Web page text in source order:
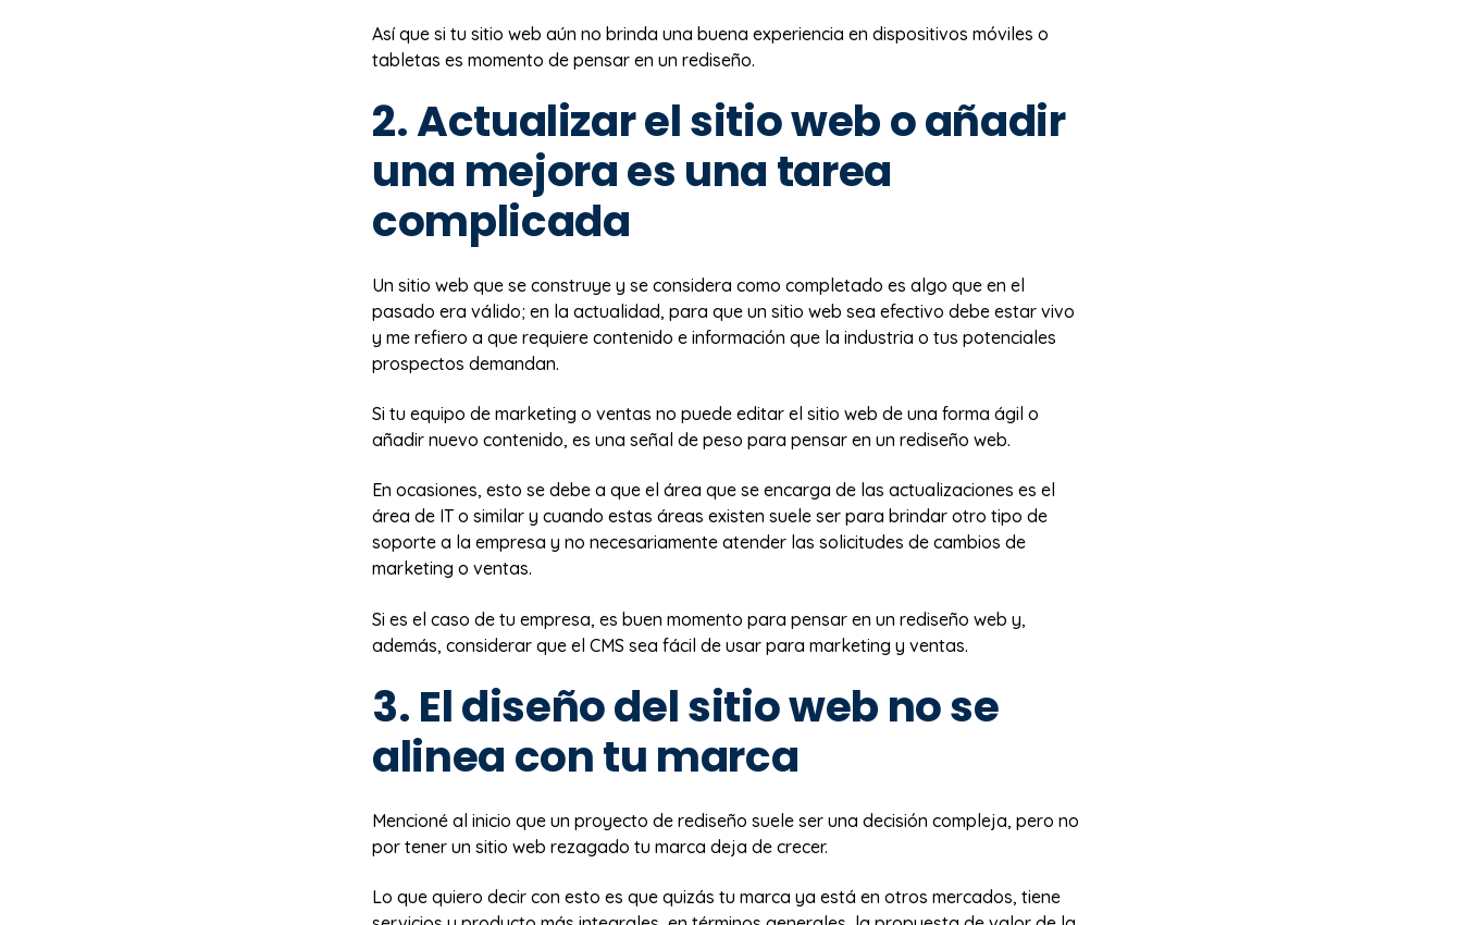
Así que si tu sitio web aún no brinda una buena experiencia en dispositivos móviles o
tabletas es momento de pensar en un rediseño.
2. Actualizar el sitio web o añadir
una mejora es una tarea
complicada
Un sitio web que se construye y se considera como completado es algo que en el
pasado era válido; en la actualidad, para que un sitio web sea efectivo debe estar vivo
y me refiero a que requiere contenido e información que la industria o tus potenciales
prospectos demandan.
Si tu equipo de marketing o ventas no puede editar el sitio web de una forma ágil o
añadir nuevo contenido, es una señal de peso para pensar en un rediseño web.
En ocasiones, esto se debe a que el área que se encarga de las actualizaciones es el
área de IT o similar y cuando estas áreas existen suele ser para brindar otro tipo de
soporte a la empresa y no necesariamente atender las solicitudes de cambios de
marketing o ventas.
Si es el caso de tu empresa, es buen momento para pensar en un rediseño web y,
además, considerar que el CMS sea fácil de usar para marketing y ventas.
3. El diseño del sitio web no se
alinea con tu marca
Mencioné al inicio que un proyecto de rediseño suele ser una decisión compleja, pero no
por tener un sitio web rezagado tu marca deja de crecer.
Lo que quiero decir con esto es que quizás tu marca ya está en otros mercados, tiene